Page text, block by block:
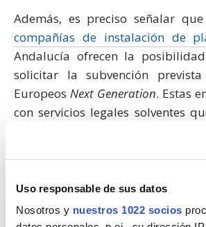
Uso responsable de sus datos
Nosotros y nuestros 1022 socios
Además, es preciso señalar
compañías de instalación de
Andalucía ofrecen la
solicitar la subvención
Europeos Next Generation. Estas
con servicios legales solventes
de que el procedimiento se
normativa vigente y que se
Otras